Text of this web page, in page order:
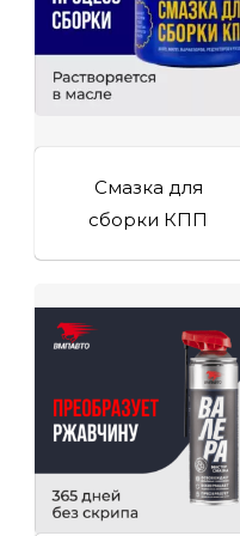
Смазка для
сборки КПП